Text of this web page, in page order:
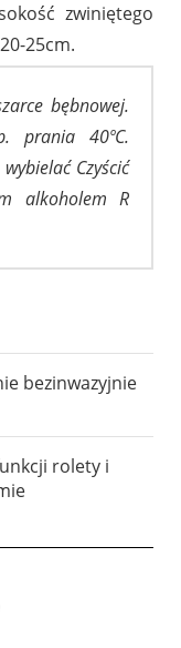
zwiniętego
25cm.
bębnowej.
prania 40ºC.
Czyścić
alkoholem R
bezinwazyjnie
rolety i